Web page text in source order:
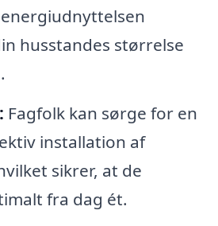
husstandes størrelse
Fagfolk kan sørge for en
installation af
sikrer, at de
fra dag ét.